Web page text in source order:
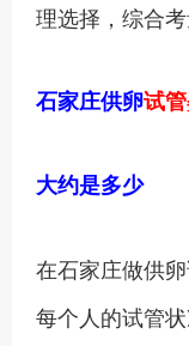
理选择，综合
石家庄供卵试
大约是多少
在石家庄做供
每个人的试管